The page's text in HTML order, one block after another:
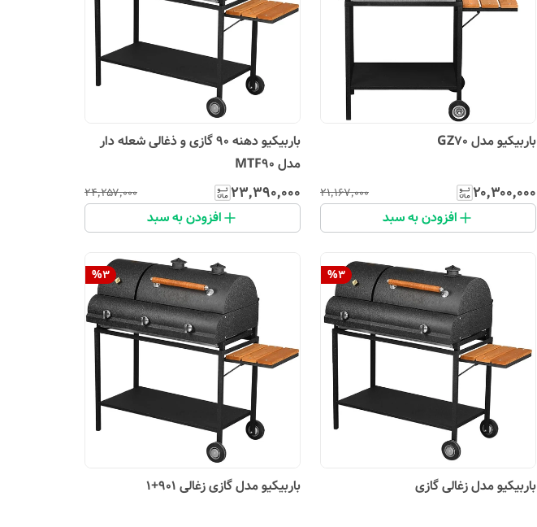
باربیکیو مدل GZ70
۲۰٬۳۰۰٬۰۰۰ ۲۱٬۱۶۷٬۰۰۰
افزودن به سبد
باربیکیو دهنه 90 گازی و ذغالی شعله دار
مدل MTF90
۲۳٬۳۹۰٬۰۰۰ ۲۴٬۲۵۷٬۰۰۰
افزودن به سبد
%3
باربیکیو مدل زغالی گازی
%3
باربیکیو مدل گازی زغالی 901+1